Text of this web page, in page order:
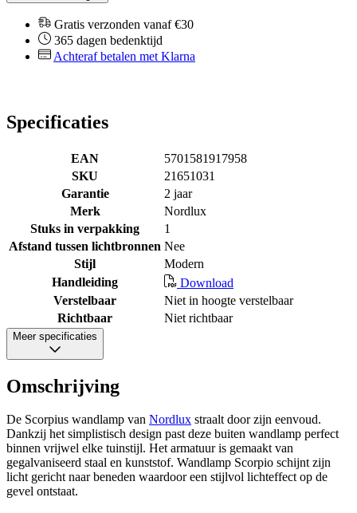
Gratis verzonden vanaf €30
365 dagen bedenktijd
Achteraf betalen met Klarna
Specificaties
EAN
5701581917958
SKU
21651031
Garantie
2 jaar
Merk
Nordlux
Stuks in verpakking
1
Afstand tussen lichtbronnen Nee
Stijl
Modern
Handleiding
Download
Verstelbaar
Niet in hoogte verstelbaar
Richtbaar
Niet richtbaar
Meer specificaties
Omschrijving
De Scorpius wandlamp van Nordlux straalt door zijn eenvoud.
Dankzij het simplistisch design past deze buiten wandlamp perfect
binnen vrijwel elke tuinstijl. Het armatuur is gemaakt van
gegalvaniseerd staal en kunststof. Wandlamp Scorpio schijnt zijn
licht gericht naar beneden waardoor een stijlvol lichteffect op de
gevel ontstaat.